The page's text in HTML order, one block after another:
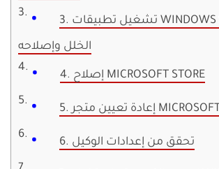
3. تشغيل تطبيقات WINDOWS STORE لتحري
الخلل وإصلاحه
4. إصلاح MICROSOFT STORE
5. إعادة تعيين متجر MICROSOFT
6. تحقق من إعدادات الوكيل